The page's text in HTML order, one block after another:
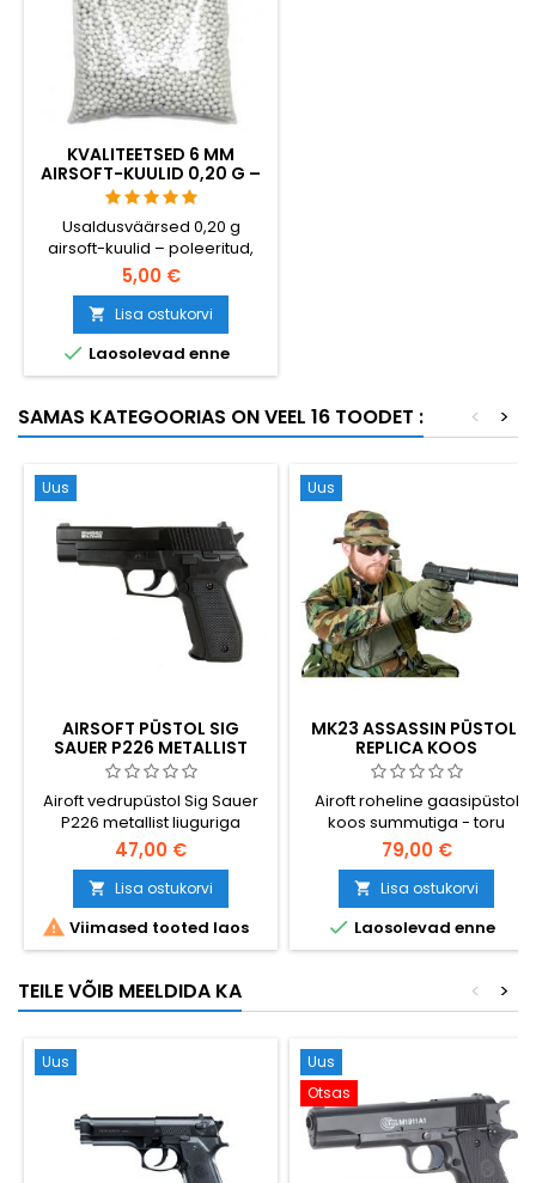
KVALITEETSED 6 MM
AIRSOFT-KUULID 0,20 G –
1000 TÜKKI, EI TAKERDU,
TÄPNE LASKMINE
Usaldusväärsed 0,20 g
airsoft-kuulid – poleeritud,
täiesti ümmargused, tagavad
tõrgeteta söödu igasuguste
hop-up-süsteemide puhul.
1000 kuuli mahutavate
salvedele, gaasigranaatidele
ja standard-salvedele.
sirge lennutrajektoor.
5,00 €
 Lisa ostukorvi
 Laosolevad enne
SAMAS KATEGOORIAS ON VEEL 16 TOODET : >
<
Uus
AIRSOFT PÜSTOL SIG
SAUER P226 METALLIST
SLAIDIGA PÜSTOL
Airoft vedrupüstol Sig Sauer
P226 metallist liuguriga
47,00 €
 Lisa ostukorvi
 Viimased tooted laos
Uus
MK23 ASSASSIN PÜSTOLI
REPLICA KOOS
SUMMUTIGA
Airoft roheline gaasipüstol
koos summutiga - toru
pikendus
79,00 €
 Lisa ostukorvi
 Laosolevad enne
TEILE VÕIB MEELDIDA KA >
<
Uus
Uus
Otsas